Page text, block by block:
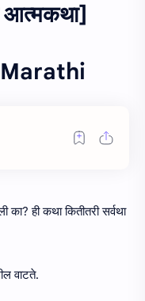
आत्मकथा]
ही कथा कितीतरी सर्वथा
वाटते.